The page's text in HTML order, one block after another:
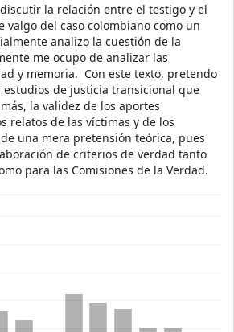
la relación entre el testigo y el
valgo del caso colombiano como un
analizo la cuestión de la
me ocupo de analizar las
y memoria. Con este texto, pretendo
estudios de justicia transicional que
la validez de los aportes
relatos de las víctimas y de los
una mera pretensión teórica, pues
de criterios de verdad tanto
para las Comisiones de la Verdad.